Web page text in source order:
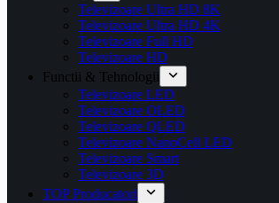
Televizoare Ultra HD 8K
Televizoare Ultra HD 4K
Televizoare Full HD
Televizoare HD
Functii & Tehnologii
Televizoare LED
Televizoare OLED
Televizoare QLED
Televizoare NanoCell LED
Televizoare Smart
Televizoare 3D
TOP Producatori